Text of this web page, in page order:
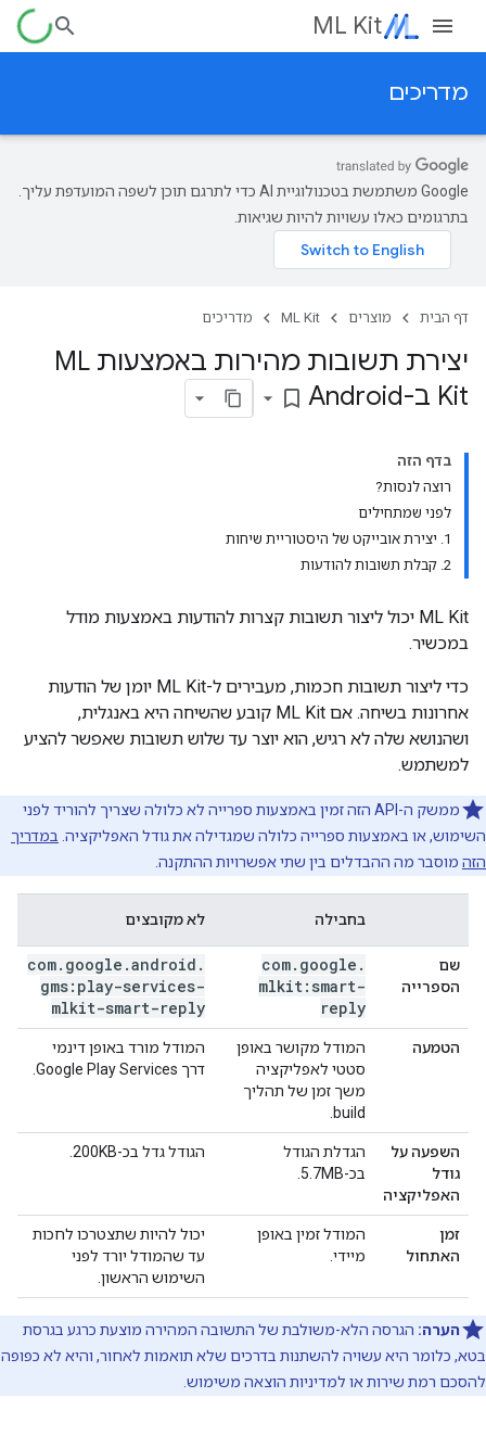
ML Kit
מדריכים
‫Google משתמשת בטכנולוגיית AI כדי לתרגם תוכן לשפה המועדפת עליך.
בתרגומים כאלו עשויות להיות שגיאות.
דף הבית מוצרים ML Kit מדריכים
יצירת תשובות מהירות באמצעות ML
Kit ב-Android
bookmark_border
בדף הזה
רוצה לנסות?
לפני שמתחילים
1. יצירת אובייקט של היסטוריית שיחות
2. קבלת תשובות להודעות
‫ML Kit יכול ליצור תשובות קצרות להודעות באמצעות מודל
במכשיר.
כדי ליצור תשובות חכמות, מעבירים ל-ML Kit יומן של הודעות
אחרונות בשיחה. אם ML Kit קובע שהשיחה היא באנגלית,
ושהנושא שלה לא רגיש, הוא יוצר עד שלוש תשובות שאפשר להציע
למשתמש.
ממשק ה-API הזה זמין באמצעות ספרייה לא כלולה שצריך להוריד לפני
השימוש, או באמצעות ספרייה כלולה שמגדילה את גודל האפליקציה. במדריך
הזה מוסבר מה ההבדלים בין שתי אפשרויות ההתקנה.
בחבילה לא מקובצים
שם
הספרייה
com. google .
mlkit:smart-
reply
com. google .android .
gms:play-services-
mlkit-smart-reply
הטמעה
המודל מקושר באופן
סטטי לאפליקציה
משך זמן של תהליך
build.
המודל מורד באופן דינמי
דרך Google Play Services.
השפעה על
גודל
האפליקציה
הגדלת הגודל
בכ-5.7MB.
הגודל גדל בכ-200KB.
זמן
האתחול
המודל זמין באופן
מיידי.
יכול להיות שתצטרכו לחכות
עד שהמודל יורד לפני
השימוש הראשון.
הערה: הגרסה הלא-משולבת של התשובה המהירה מוצעת כרגע בגרסת
בטא, כלומר היא עשויה להשתנות בדרכים שלא תואמות לאחור, והיא לא כפופה
להסכם רמת שירות או למדיניות הוצאה משימוש.